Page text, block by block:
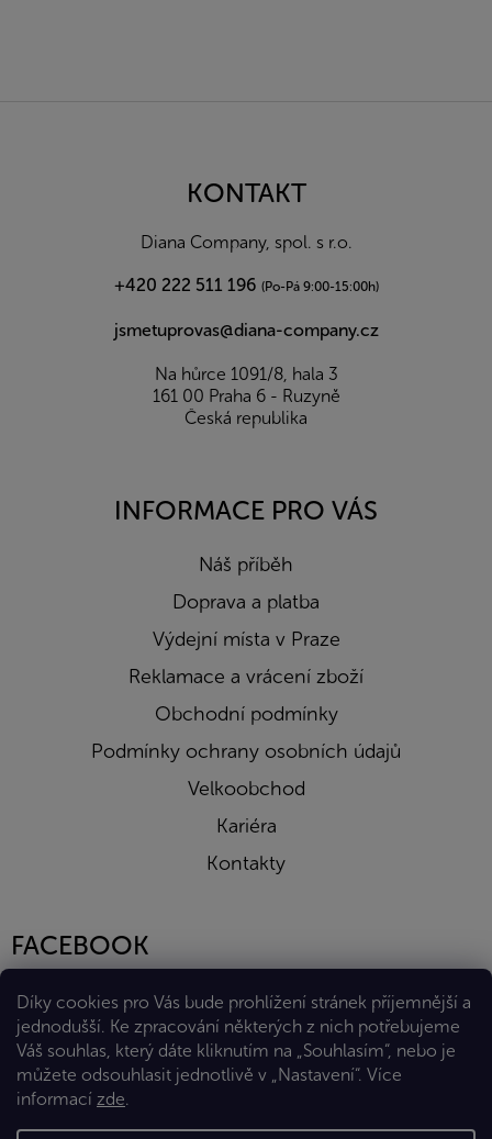
Díky cookies pro Vás bude prohlížení stránek příjemnější a
jednodušší. Ke zpracování některých z nich potřebujeme
Váš souhlas, který dáte kliknutím na „Souhlasím“, nebo je
můžete odsouhlasit jednotlivě v „Nastavení“. Více
informací zde.
KONTAKT
Diana Company, spol. s r.o.
+420 222 511 196 (Po-Pá 9:00-15:00h)
jsmetuprovas@diana-company.cz
Na hůrce 1091/8, hala 3
161 00 Praha 6 - Ruzyně
Česká republika
INFORMACE PRO VÁS
Náš příběh
Doprava a platba
Výdejní místa v Praze
Reklamace a vrácení zboží
Obchodní podmínky
Podmínky ochrany osobních údajů
Velkoobchod
Kariéra
Kontakty
FACEBOOK